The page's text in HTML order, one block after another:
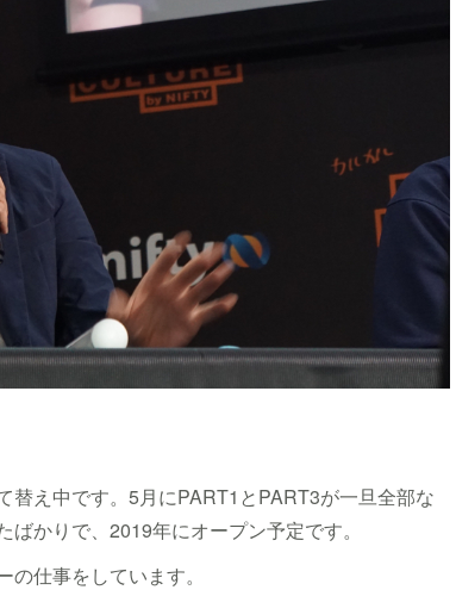
え中です。5月にPART1とPART3が一旦全部な
かりで、2019年にオープン予定です。
仕事をしています。